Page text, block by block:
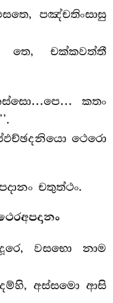
පඤ්චතිංසාසු
තෙ, චක්කවත්තී
කතං
ථෙරො
චතුත්ථං.
වසභො නාම
අස්සමො ආසි